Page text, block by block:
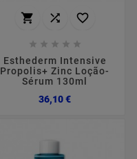
  
    
Esthederm Intensive
Propolis+ Zinc Loção-
Sérum 130ml
36,10 €Preço